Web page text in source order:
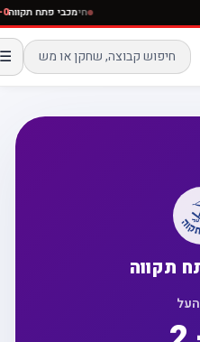
חימכבי פתח
☰
תקווה